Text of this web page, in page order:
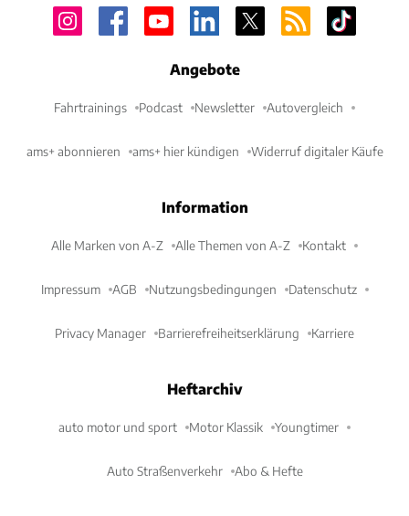
Angebote
Fahrtrainings Podcast Newsletter Autovergleich
ams+ abonnieren ams+ hier kündigen Widerruf digitaler Käufe
Information
Alle Marken von A-Z Alle Themen von A-Z Kontakt
Impressum AGB Nutzungsbedingungen Datenschutz
Privacy Manager Barrierefreiheitserklärung Karriere
Heftarchiv
auto motor und sport Motor Klassik Youngtimer
Auto Straßenverkehr Abo & Hefte